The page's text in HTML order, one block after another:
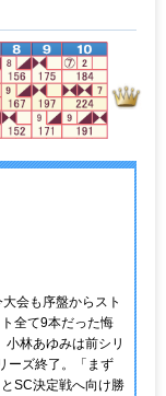
会も序盤からスト
全て9本だった悔
小林あゆみは前シリ
ーズ終了。「まず
SC決定戦へ向け勝